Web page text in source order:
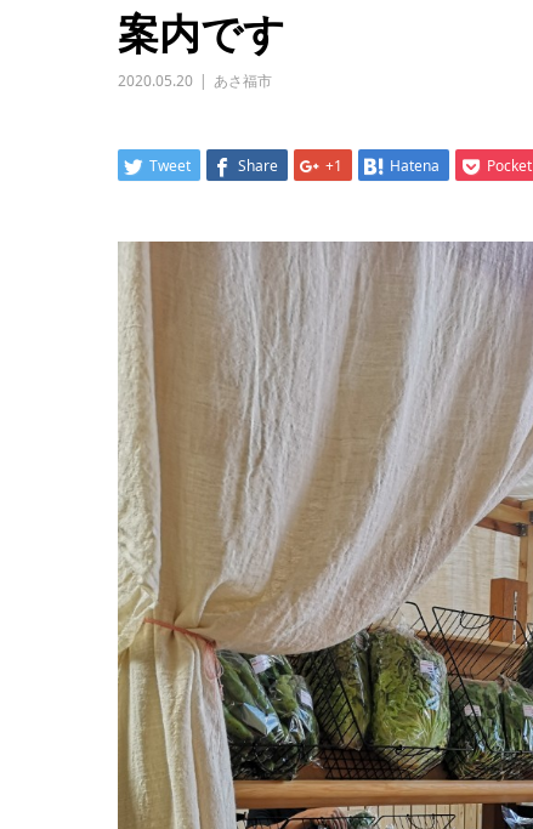
案内です
2020.05.20 あさ福市
Tweet Share +1 Hatena Pocket